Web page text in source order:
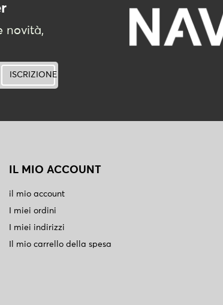
novità,
ISCRIZIONE
IL MIO ACCOUNT
il mio account
I miei ordini
I miei indirizzi
Il mio carrello della spesa